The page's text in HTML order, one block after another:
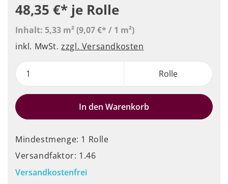
48,35 €* je Rolle
Inhalt: 5,33 m²(9,07 €* / 1 m²)
inkl. MwSt.zzgl. Versandkosten
Rolle
In den Warenkorb
Mindestmenge: 1 Rolle
Versandfaktor: 1.46
Versandkostenfrei